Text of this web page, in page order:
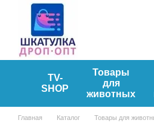
Перейти к основному контенту
TV-
SHOP
Товары
для
животных
Главная Каталог Товары для